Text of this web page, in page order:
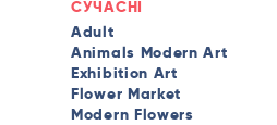
СУЧАСНІ
Adult
Animals Modern Art
Exhibition Art
Flower Market
Modern Flowers